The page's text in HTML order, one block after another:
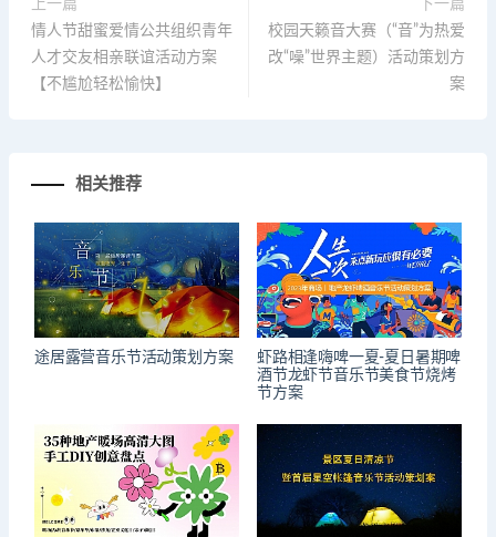
上一篇
情人节甜蜜爱情公共组织青年
人才交友相亲联谊活动方案
【不尴尬轻松愉快】
下一篇
校园天籁音大赛（“音”为热爱
改“噪”世界主题）活动策划方
案
相关推荐
途居露营音乐节活动策划方案
虾路相逢嗨啤一夏-夏日暑期啤
酒节龙虾节音乐节美食节烧烤
节方案